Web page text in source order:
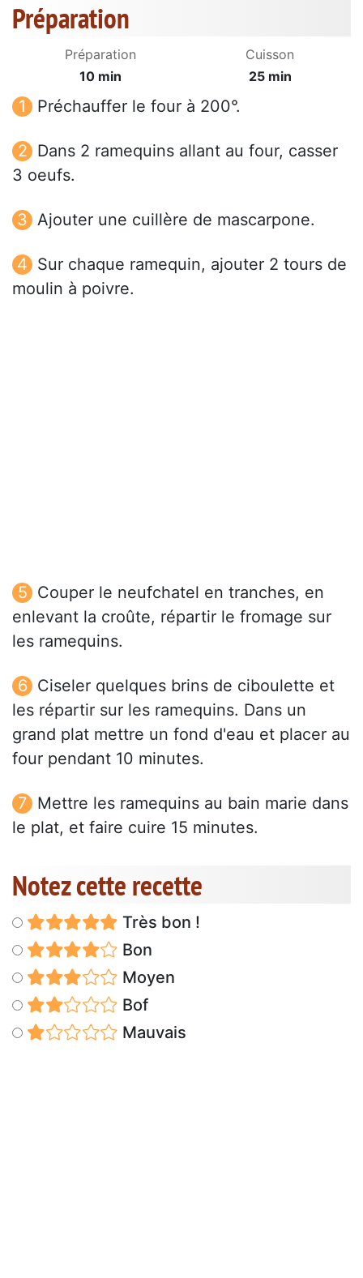
Préparation
Préparation
10 min
Cuisson
25 min
Préchauffer le four à 200°.
Dans 2 ramequins allant au four, casser
3 oeufs.
Ajouter une cuillère de mascarpone.
Sur chaque ramequin, ajouter 2 tours de
moulin à poivre.
Couper le neufchatel en tranches, en
enlevant la croûte, répartir le fromage sur
les ramequins.
Ciseler quelques brins de ciboulette et
les répartir sur les ramequins. Dans un
grand plat mettre un fond d'eau et placer au
four pendant 10 minutes.
Mettre les ramequins au bain marie dans
le plat, et faire cuire 15 minutes.
Notez cette recette
Très bon !
Bon
Moyen
Bof
Mauvais